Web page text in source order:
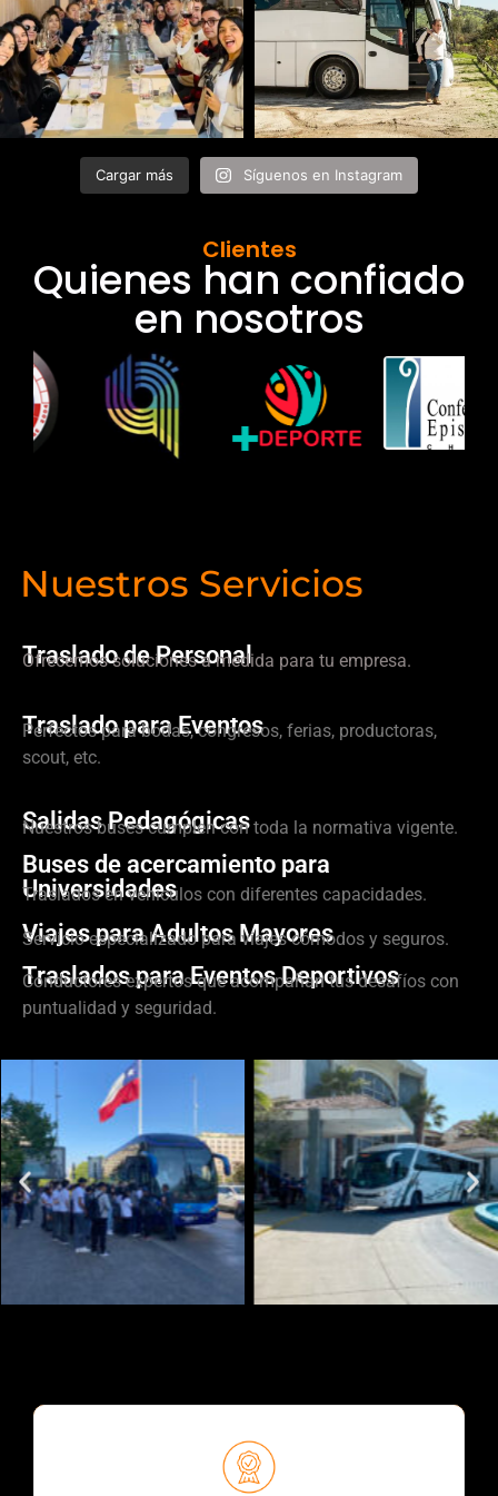
Cargar más Síguenos en Instagram
Clientes
Quienes han confiado
en nosotros
Nuestros Servicios
Traslado de Personal
Ofrecemos soluciones a medida para tu empresa.
Traslado para Eventos
Perfectos para bodas, congresos, ferias, productoras,
scout, etc.
Salidas Pedagógicas
Nuestros buses cumplen con toda la normativa vigente.
Buses de acercamiento para
Universidades
Traslados en vehículos con diferentes capacidades.
Viajes para Adultos Mayores
Servicio especializado para viajes cómodos y seguros.
Traslados para Eventos Deportivos
Conductores expertos que acompañan tus desafíos con
puntualidad y seguridad.